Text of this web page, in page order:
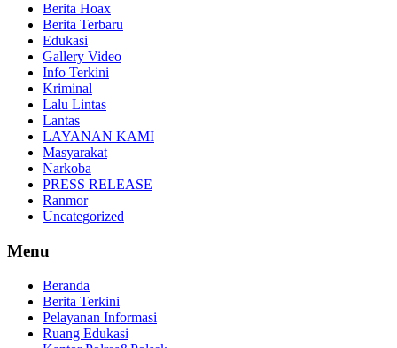
Berita Hoax
Berita Terbaru
Edukasi
Gallery Video
Info Terkini
Kriminal
Lalu Lintas
Lantas
LAYANAN KAMI
Masyarakat
Narkoba
PRESS RELEASE
Ranmor
Uncategorized
Menu
Beranda
Berita Terkini
Pelayanan Informasi
Ruang Edukasi